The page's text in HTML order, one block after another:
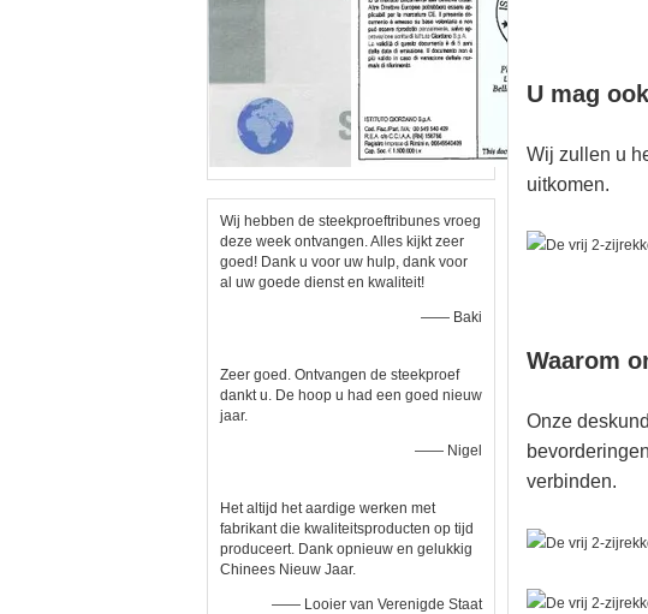
Wij hebben de steekproeftribunes vroeg
deze week ontvangen. Alles kijkt zeer
goed! Dank u voor uw hulp, dank voor
al uw goede dienst en kwaliteit!
—— Baki
Zeer goed. Ontvangen de steekproef
dankt u. De hoop u had een goed nieuw
jaar.
—— Nigel
Het altijd het aardige werken met
fabrikant die kwaliteitsproducten op tijd
produceert. Dank opnieuw en gelukkig
Chinees Nieuw Jaar.
—— Looier van Verenigde Staat
U mag
Wij zullen u
uitkomen.
Waarom
Onze
verbinden.